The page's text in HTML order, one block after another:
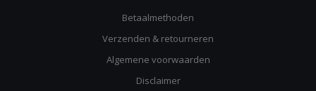
Betaalmethoden
Verzenden & retourneren
Algemene voorwaarden
Disclaimer